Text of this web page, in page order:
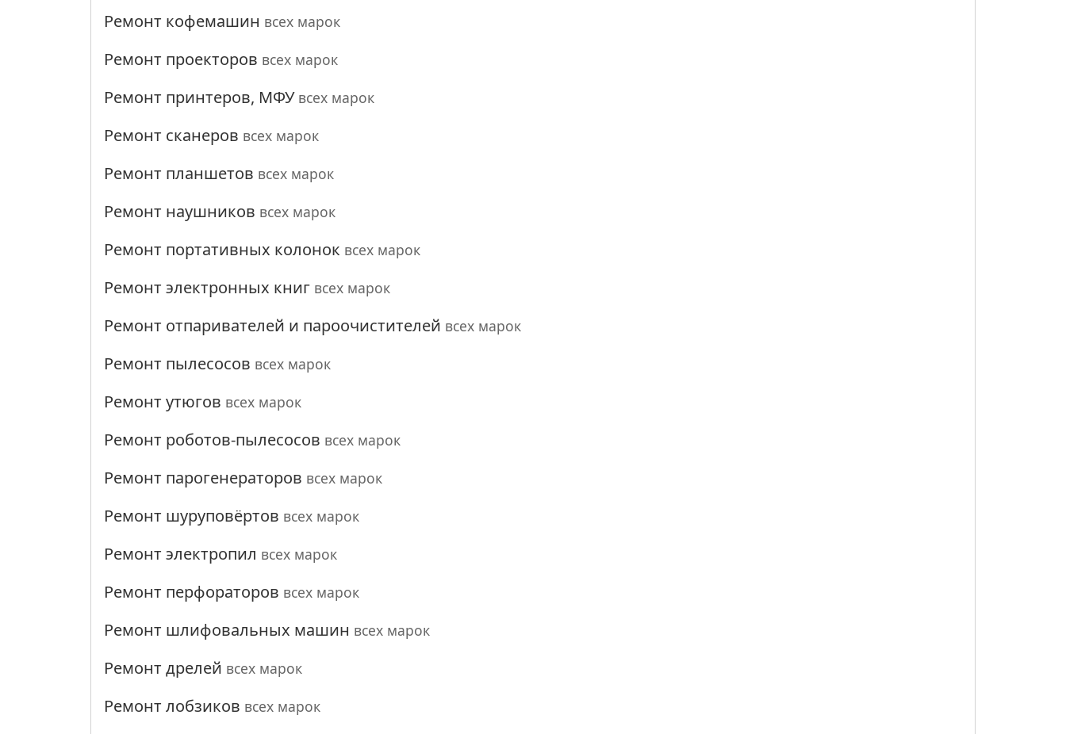
Ремонт кофемашин всех марок
Ремонт проекторов всех марок
Ремонт принтеров, МФУ всех марок
Ремонт сканеров всех марок
Ремонт планшетов всех марок
Ремонт наушников всех марок
Ремонт портативных колонок всех марок
Ремонт электронных книг всех марок
Ремонт отпаривателей и пароочистителей всех марок
Ремонт пылесосов всех марок
Ремонт утюгов всех марок
Ремонт роботов-пылесосов всех марок
Ремонт парогенераторов всех марок
Ремонт шуруповёртов всех марок
Ремонт электропил всех марок
Ремонт перфораторов всех марок
Ремонт шлифовальных машин всех марок
Ремонт дрелей всех марок
Ремонт лобзиков всех марок